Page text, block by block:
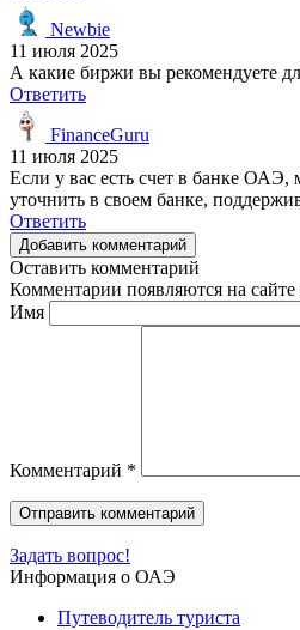
Newbie
11 июля 2025
А какие биржи вы рекомендуете
Ответить
FinanceGuru
11 июля 2025
Если у вас есть счет в банке
уточнить в своем банке,
Ответить
Добавить комментарий
Оставить комментарий
Комментарии появляются на
Имя
Комментарий *
Задать вопрос!
Информация о ОАЭ
Путеводитель туриста